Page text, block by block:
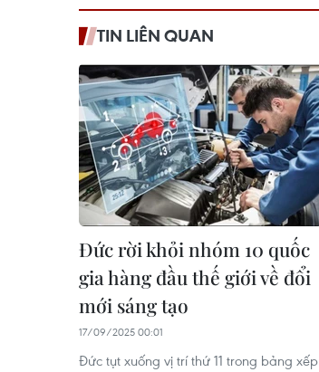
TIN LIÊN QUAN
Đức rời khỏi nhóm 10 quốc
gia hàng đầu thế giới về đổi
mới sáng tạo
17/09/2025 00:01
Đức tụt xuống vị trí thứ 11 trong bảng xếp